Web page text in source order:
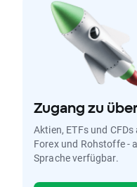
Zugang zu
Aktien, ETFs und
Forex und Rohstoffe -
Sprache verfügbar.